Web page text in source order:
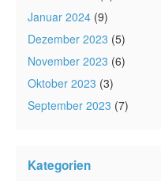
Januar 2024 (9)
Dezember 2023 (5)
November 2023 (6)
Oktober 2023 (3)
September 2023 (7)
Kategorien